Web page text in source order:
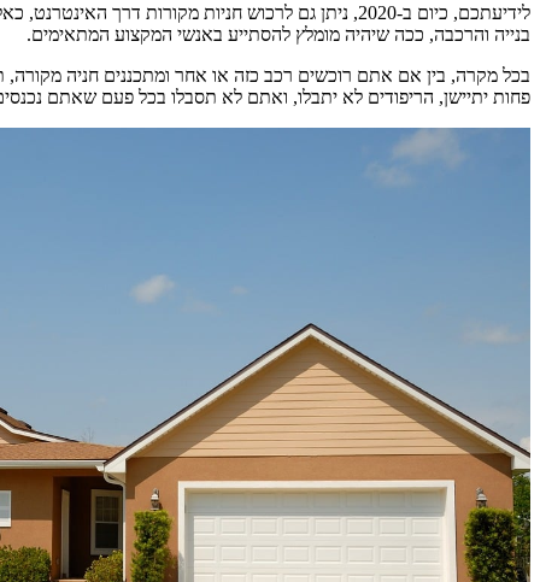
לידיעתכם, כיום ב-2020, ניתן גם לרכוש חניות
בנייה והרכבה, ככה שיהיה מומלץ להסתייע באנשי המקצוע המתאימים.
בכל מקרה, בין אם אתם רוכשים רכב כזה או אחר ומתכננים חניה
פחות יתיישן, הריפודים לא יתבלו, ואתם לא תסבלו בכל פעם שאתם